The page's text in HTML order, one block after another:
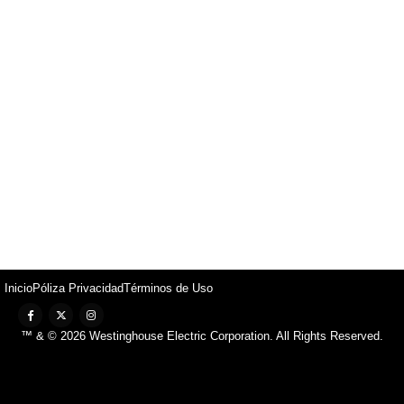
InicioPóliza PrivacidadTérminos de Uso
™ & © 2026 Westinghouse Electric Corporation. All Rights Reserved.